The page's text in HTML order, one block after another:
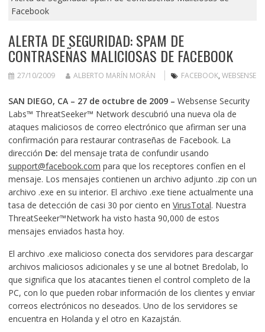
Facebook
ALERTA DE SEGURIDAD: SPAM DE
CONTRASEÑAS MALICIOSAS DE FACEBOOK
27/10/2009 ALBERTO MARÍN MORÁN FACEBOOK, WEBSENSE
SAN DIEGO, CA – 27 de octubre de 2009 – Websense Security
Labs™ ThreatSeeker™ Network descubrió una nueva ola de
ataques maliciosos de correo electrónico que afirman ser una
confirmación para restaurar contraseñas de Facebook. La
dirección De: del mensaje trata de confundir usando
support@facebook.com para que los receptores confíen en el
mensaje. Los mensajes contienen un archivo adjunto .zip con un
archivo .exe en su interior. El archivo .exe tiene actualmente una
tasa de detección de casi 30 por ciento en VirusTotal. Nuestra
ThreatSeeker™Network ha visto hasta 90,000 de estos
mensajes enviados hasta hoy.
El archivo .exe malicioso conecta dos servidores para descargar
archivos maliciosos adicionales y se une al botnet Bredolab, lo
que significa que los atacantes tienen el control completo de la
PC, con lo que pueden robar información de los clientes y enviar
correos electrónicos no deseados. Uno de los servidores se
encuentra en Holanda y el otro en Kazajstán.